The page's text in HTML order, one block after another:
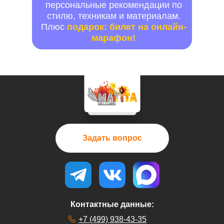
персональные рекомендации по
стилю, техникам и материалам.
Плюс подарок: билет на онлайн-
марафон!
Задать вопрос
+7 (499) 938-43-35
Контактные данные: